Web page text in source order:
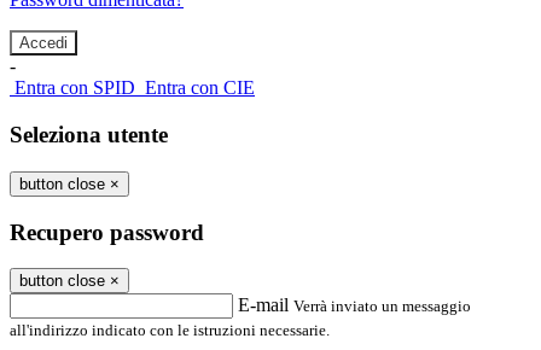
-
Entra con SPID Entra con CIE
Seleziona utente
button close ×
Recupero password
button close ×
E-mail Verrà inviato un messaggio
all'indirizzo indicato con le istruzioni necessarie.